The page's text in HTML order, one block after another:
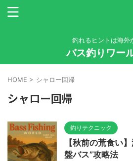
釣れるヒントは海外
バス釣りワー
HOME > シャロー回帰
シャロー回帰
釣りテクニック
【秋前の荒食い
盤バス”攻略法